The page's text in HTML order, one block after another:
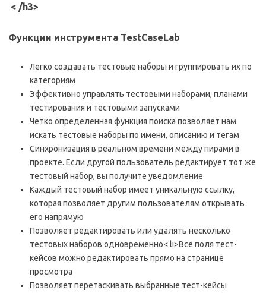
< /h3>
Функции инструмента TestCaseLab
Легко создавать тестовые наборы и группировать их по
категориям
Эффективно управлять тестовыми наборами, планами
тестирования и тестовыми запусками
Четко определенная функция поиска позволяет нам
искать тестовые наборы по имени, описанию и тегам
Синхронизация в реальном времени между пирами в
проекте. Если другой пользователь редактирует тот же
тестовый набор, вы получите уведомление
Каждый тестовый набор имеет уникальную ссылку,
которая позволяет другим пользователям открывать
его напрямую
Позволяет редактировать или удалять несколько
тестовых наборов одновременно< li>Все поля тест-
кейсов можно редактировать прямо на странице
просмотра
Позволяет перетаскивать выбранные тест-кейсы